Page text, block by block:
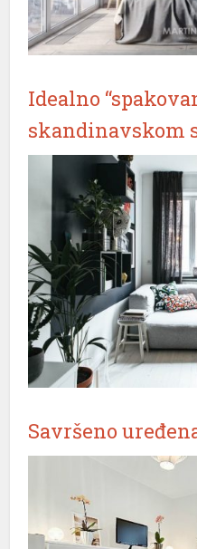
Idealno
skandinavskom
Savršeno